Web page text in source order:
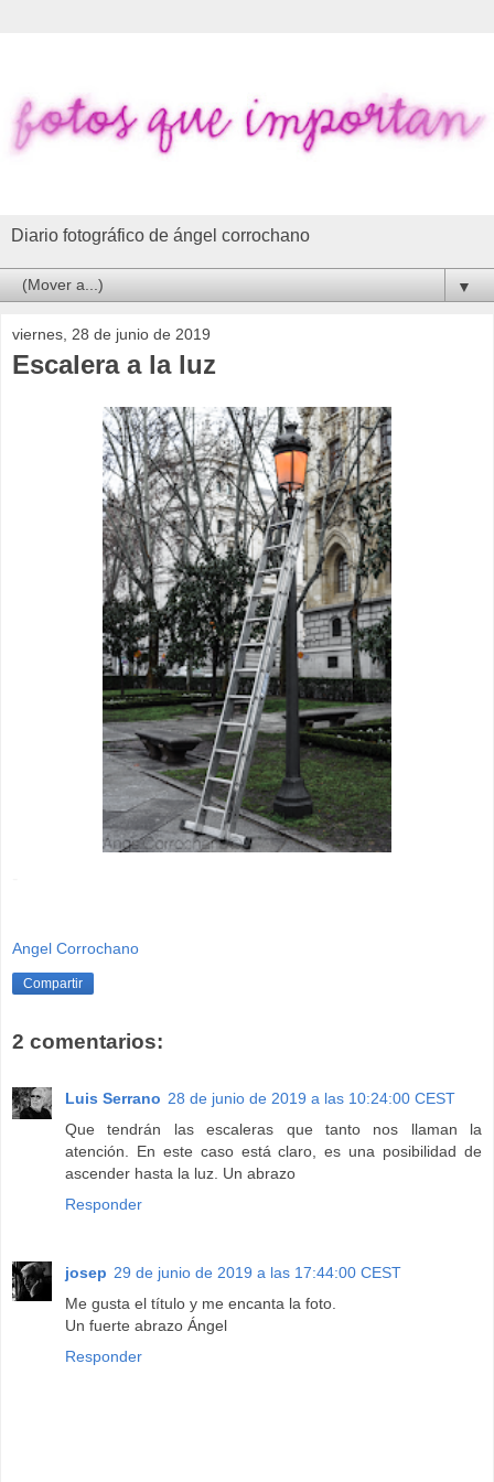
Diario fotográfico de ángel corrochano
▼
viernes, 28 de junio de 2019
Escalera a la luz
Angel Corrochano
Compartir
2 comentarios:
Luis Serrano 28 de junio de 2019 a las 10:24:00 CEST
Que tendrán las escaleras que tanto nos llaman la
atención. En este caso está claro, es una posibilidad de
ascender hasta la luz. Un abrazo
Responder
josep 29 de junio de 2019 a las 17:44:00 CEST
Me gusta el título y me encanta la foto.
Un fuerte abrazo Ángel
Responder